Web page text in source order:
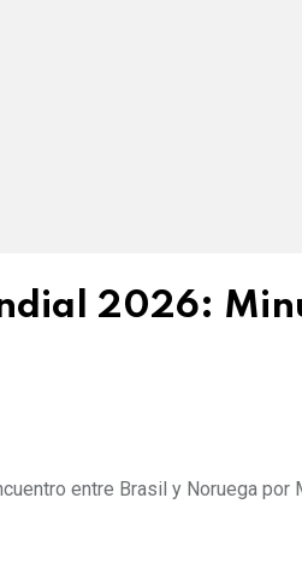
2026:
entre Brasil y Noruega por